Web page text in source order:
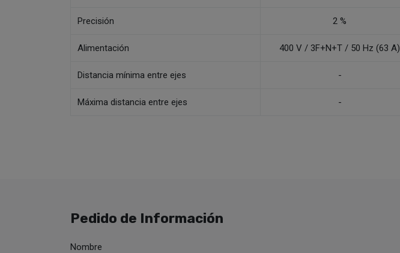
Precisión 2 %
Alimentación 400 V / 3F+N+T / 50 Hz (63 A)
Distancia mínima entre ejes -
Máxima distancia entre ejes -
Pedido de Información
Nombre